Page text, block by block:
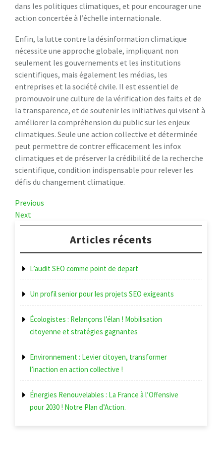
dans les politiques climatiques, et pour encourager une
action concertée à l’échelle internationale.
Enfin, la lutte contre la désinformation climatique
nécessite une approche globale, impliquant non
seulement les gouvernements et les institutions
scientifiques, mais également les médias, les
entreprises et la société civile. Il est essentiel de
promouvoir une culture de la vérification des faits et de
la transparence, et de soutenir les initiatives qui visent à
améliorer la compréhension du public sur les enjeux
climatiques. Seule une action collective et déterminée
peut permettre de contrer efficacement les infox
climatiques et de préserver la crédibilité de la recherche
scientifique, condition indispensable pour relever les
défis du changement climatique.
Navigation
de
l’article
Previous
Post
Previous
Next
Post
Next
Articles récents
L’audit SEO comme point de depart
Un profil senior pour les projets SEO exigeants
Écologistes : Relançons l’élan ! Mobilisation
citoyenne et stratégies gagnantes
Environnement : Levier citoyen, transformer
l’inaction en action collective !
Énergies Renouvelables : La France à l’Offensive
pour 2030 ! Notre Plan d’Action.